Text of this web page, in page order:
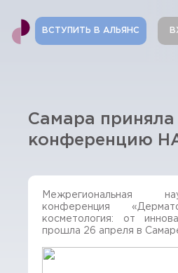
Самара приняла
конференцию
Межрегиональная
конференция
косметология: от
прошла 26 апреля в
ВСТУПИТЬ В АЛЬЯНС